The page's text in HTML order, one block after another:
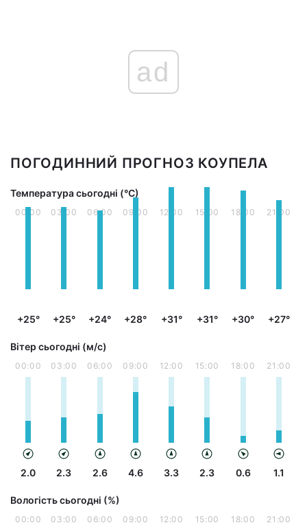
ad
ПОГОДИННИЙ ПРОГНОЗ КОУПЕЛА
Температура сьогодні (°С)
00:00
+25°
03:00
+25°
06:00
+24°
09:00
+28°
12:00
+31°
15:00
+31°
18:00
+30°
21:00
+27°
Вітер сьогодні (м/с)
00:00
2.0
03:00
2.3
06:00
2.6
09:00
4.6
12:00
3.3
15:00
2.3
18:00
0.6
21:00
1.1
Вологість сьогодні (%)
00:00 03:00 06:00 09:00 12:00 15:00 18:00 21:00